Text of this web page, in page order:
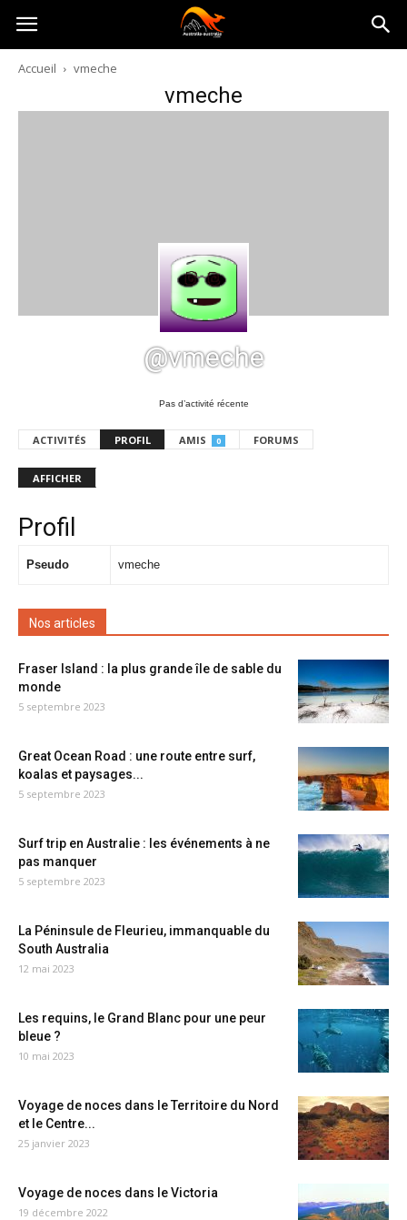
Australia-
australie.com
Accueil vmeche
vmeche
@vmeche
Pas d’activité récente
ACTIVITÉS PROFIL AMIS 0 FORUMS
AFFICHER
Profil
Pseudo vmeche
Nos articles
Fraser Island : la plus grande île de sable du
monde
5 septembre 2023
Great Ocean Road : une route entre surf,
koalas et paysages...
5 septembre 2023
Surf trip en Australie : les événements à ne
pas manquer
5 septembre 2023
La Péninsule de Fleurieu, immanquable du
South Australia
12 mai 2023
Les requins, le Grand Blanc pour une peur
bleue ?
10 mai 2023
Voyage de noces dans le Territoire du Nord
et le Centre...
25 janvier 2023
Voyage de noces dans le Victoria
19 décembre 2022